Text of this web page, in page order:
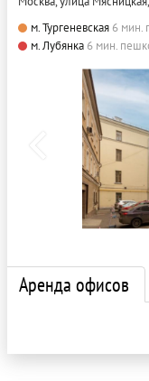
м. Тургеневская 6 мин.
м. Лубянка 6 мин.
Аренда офисов